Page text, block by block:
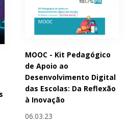
MOOC - Kit Pedagógico
de Apoio ao
Desenvolvimento Digital
das Escolas: Da Reflexão
à Inovação
06.03.23